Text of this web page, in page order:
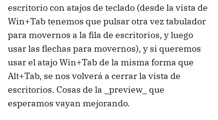
escritorio con atajos de teclado (desde la vista de
Win+Tab tenemos que pulsar otra vez tabulador
para movernos a la fila de escritorios, y luego
usar las flechas para movernos), y si queremos
usar el atajo Win+Tab de la misma forma que
Alt+Tab, se nos volverá a cerrar la vista de
escritorios. Cosas de la _preview_ que
esperamos vayan mejorando.